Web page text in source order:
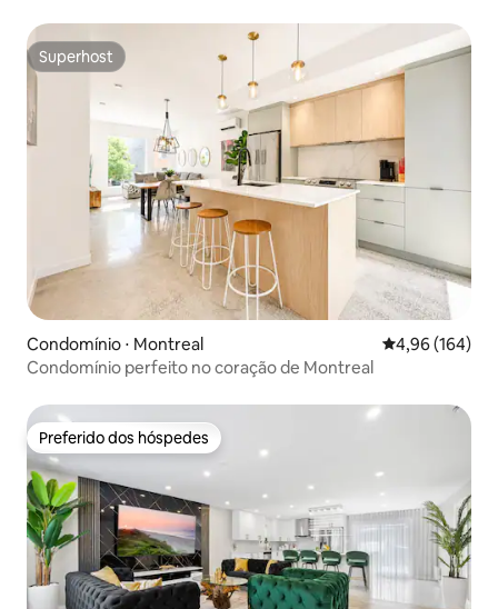
Superhost
Superhost
Condomínio ⋅ Montreal 4,96 de uma
4,96 (164)
Condomínio perfeito no coração de Montreal
Preferido dos hóspedes
Preferido dos hóspedes